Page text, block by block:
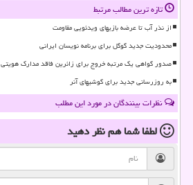
تازه ترین مطالب مرتبط
از نذر آب تا عرضه بازیهای ویدئویی مقاومت
محدودیت جدید گوگل برای برنامه نویسان ایرانی
صدور گواهی یک مرتبه خروج برای زائرین فاقد مدارک هویتی
به روزرسانی جدید برای گوشیهای آنر
نظرات بینندگان در مورد این مطلب
لطفا شما همنظر دهید